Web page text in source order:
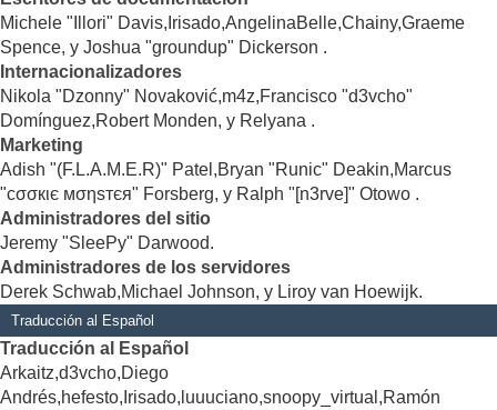
Michele "Illori" Davis,Irisado,AngelinaBelle,Chainy,Graeme
Spence, y Joshua "groundup" Dickerson .
Internacionalizadores
Nikola "Dzonny" Novaković,m4z,Francisco "d3vcho"
Domínguez,Robert Monden, y Relyana .
Marketing
Adish "(F.L.A.M.E.R)" Patel,Bryan "Runic" Deakin,Marcus
"cσσкιє мσηѕтєя" Forsberg, y Ralph "[n3rve]" Otowo .
Administradores del sitio
Jeremy "SleePy" Darwood.
Administradores de los servidores
Derek Schwab,Michael Johnson, y Liroy van Hoewijk.
Traducción al Español
Traducción al Español
Arkaitz,d3vcho,Diego
Andrés,hefesto,Irisado,luuuciano,snoopy_virtual,Ramón